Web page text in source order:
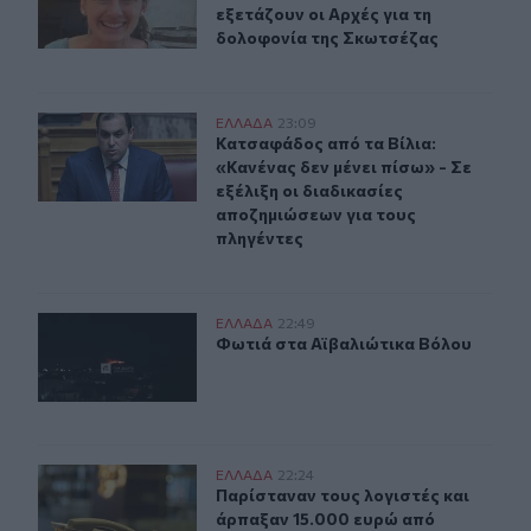
εξετάζουν οι Αρχές για τη
δολοφονία της Σκωτσέζας
Kατσαφάδος: «Το μήνυμα είναι ένα και απλό. Κανένας
ΕΛΛAΔΑ 23:09
Κατσαφάδος από τα Βίλια:
Κατσαφάδος από τα Βίλια:
«Κανένας δεν μένει πίσω» - Σε
εξέλιξη οι διαδικασίες
αποζημιώσεων για τους
πληγέντες
Φωτιά στα Αϊβαλιώτικα Βόλου
ΕΛΛAΔΑ 22:49
Φωτιά στα Αϊβαλιώτικα Βόλου
Φωτιά στα Αϊβαλιώτικα Βόλου
Καστοριά: Νέα τηλεφωνική απάτη με λεία 15.000 ευρώ
ΕΛΛAΔΑ 22:24
Παρίσταναν τους λογιστές και
Παρίσταναν τους λογιστές και
άρπαξαν 15.000 ευρώ από